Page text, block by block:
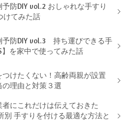
防DIY vol.2 おしゃれな手すり
けてみた話
予防DIY vol.3 持ち運びできる手
】を家中で使ってみた話
つけたくない！高齢両親が設置
理由と対策３選
者にこれだけは伝えておきた
別 手すりを付ける最適な方法と